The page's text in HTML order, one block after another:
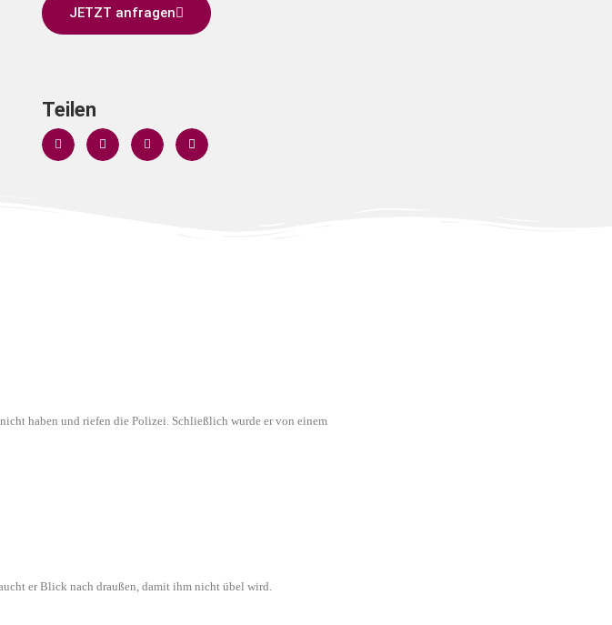
JETZT anfragen
Teilen
haben und riefen die Polizei. Schließlich wurde er von einem
er Blick nach draußen, damit ihm nicht übel wird.